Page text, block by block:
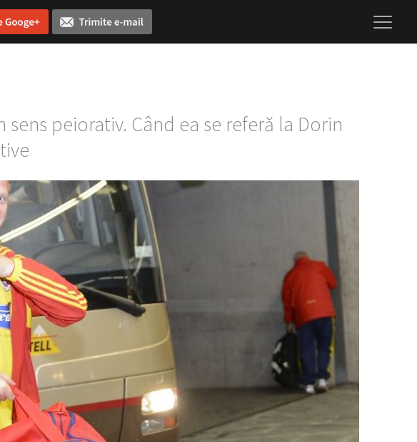
peiorativ. Când ea se referă la Dorin